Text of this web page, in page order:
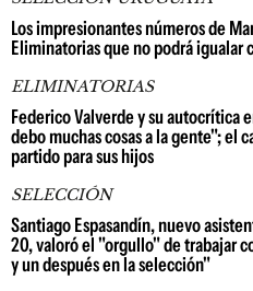
Los impresionantes números de
Eliminatorias que no podrá igualar
ELIMINATORIAS
Federico Valverde y su autocrítica
debo muchas cosas a la gente"; el
partido para sus hijos
SELECCIÓN
Santiago Espasandín, nuevo
20, valoró el "orgullo" de trabajar
y un después en la selección"